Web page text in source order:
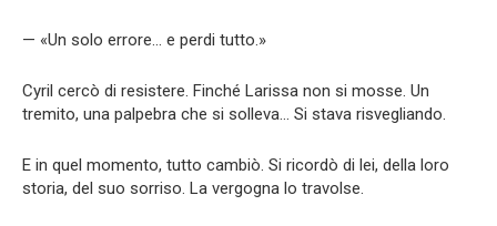
— «Un solo errore… e perdi tutto.»
Cyril cercò di resistere. Finché Larissa non si mosse. Un
tremito, una palpebra che si solleva… Si stava risvegliando.
E in quel momento, tutto cambiò. Si ricordò di lei, della loro
storia, del suo sorriso. La vergogna lo travolse.